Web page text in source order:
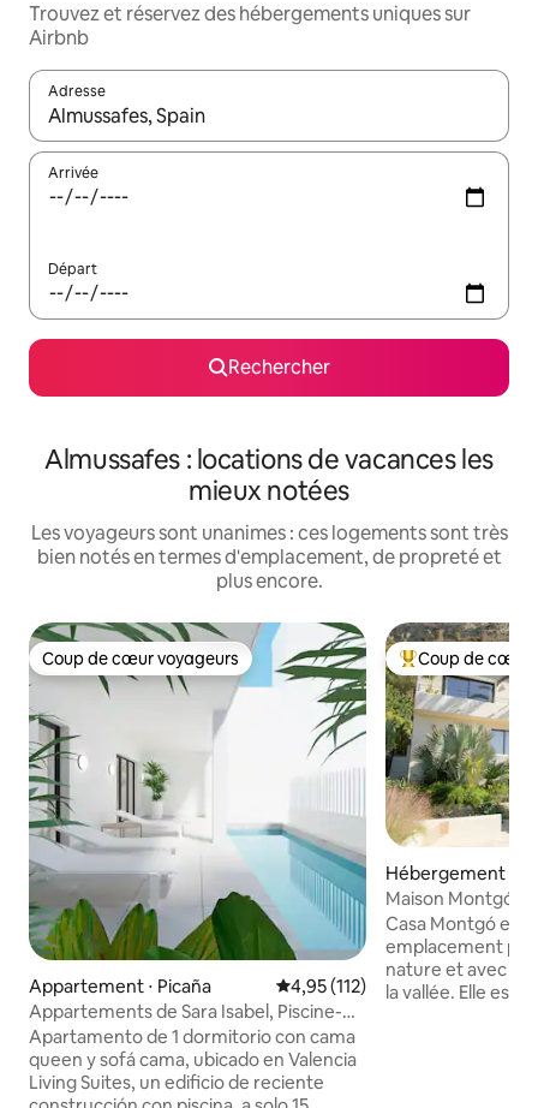
Trouvez et réservez des hébergements uniques sur
Airbnb
Adresse
Lorsque les résultats s'affichent, utilisez les flèches vers le
Arrivée
Départ
Rechercher
Almussafes : locations de vacances les
mieux notées
Les voyageurs sont unanimes : ces logements sont très
bien notés en termes d'emplacement, de propreté et
plus encore.
Coup de cœur voyageurs
Coup de cœur voyageurs
Appartement ⋅ Picaña Évaluation moyenne sur la
4,95 (112)
Appartements de Sara Isabel, Piscine-
Parking-Me...
Apartamento de 1 dormitorio con cama
queen y sofá cama, ubicado en Valencia
Living Suites, un edificio de reciente
Coups de cœur
Coup de cœur
Hébergement ⋅
Maison Montgó
Casa Montgó est
emplacement
nature et avec
la vallée. Elle est